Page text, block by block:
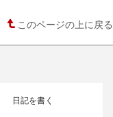
このページの上に戻る
日記を書く